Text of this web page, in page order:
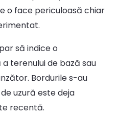
o face periculoasă chiar
să indice o
terenului de bază sau
Bordurile s-au
uzură este deja
recentă.